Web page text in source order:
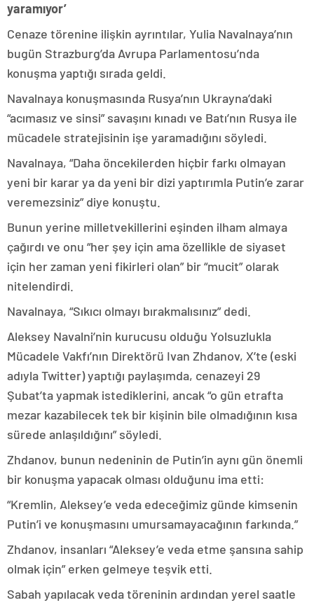
yaramıyor’
Cenaze törenine ilişkin ayrıntılar, Yulia Navalnaya’nın
bugün Strazburg’da Avrupa Parlamentosu’nda
konuşma yaptığı sırada geldi.
Navalnaya konuşmasında Rusya’nın Ukrayna’daki
“acımasız ve sinsi” savaşını kınadı ve Batı’nın Rusya ile
mücadele stratejisinin işe yaramadığını söyledi.
Navalnaya, “Daha öncekilerden hiçbir farkı olmayan
yeni bir karar ya da yeni bir dizi yaptırımla Putin’e zarar
veremezsiniz” diye konuştu.
Bunun yerine milletvekillerini eşinden ilham almaya
çağırdı ve onu “her şey için ama özellikle de siyaset
için her zaman yeni fikirleri olan” bir “mucit” olarak
nitelendirdi.
Navalnaya, “Sıkıcı olmayı bırakmalısınız” dedi.
Aleksey Navalni’nin kurucusu olduğu Yolsuzlukla
Mücadele Vakfı’nın Direktörü Ivan Zhdanov, X’te (eski
adıyla Twitter) yaptığı paylaşımda, cenazeyi 29
Şubat’ta yapmak istediklerini, ancak “o gün etrafta
mezar kazabilecek tek bir kişinin bile olmadığının kısa
sürede anlaşıldığını” söyledi.
Zhdanov, bunun nedeninin de Putin’in aynı gün önemli
bir konuşma yapacak olması olduğunu ima etti:
“Kremlin, Aleksey’e veda edeceğimiz günde kimsenin
Putin’i ve konuşmasını umursamayacağının farkında.”
Zhdanov, insanları “Aleksey’e veda etme şansına sahip
olmak için” erken gelmeye teşvik etti.
Sabah yapılacak veda töreninin ardından yerel saatle